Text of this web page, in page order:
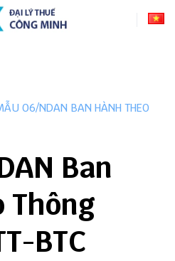
06/NDAN BAN HÀNH THEO
Ban
Thông
BTC